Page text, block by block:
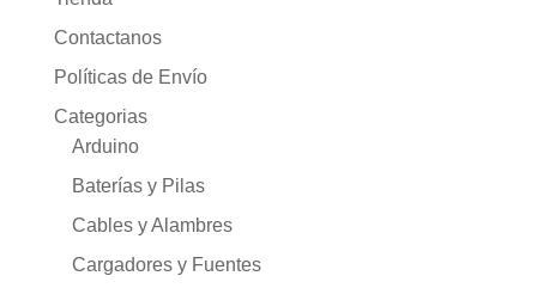
Contactanos
Políticas de Envío
Categorias
Arduino
Baterías y Pilas
Cables y Alambres
Cargadores y Fuentes